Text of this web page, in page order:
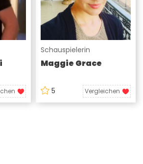
Schauspielerin
Maggie Grace
5 Vergleichen